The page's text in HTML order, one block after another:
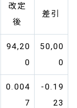
改定
後
差引
94,20
0
50,00
0
0.004
7
-0.19
23